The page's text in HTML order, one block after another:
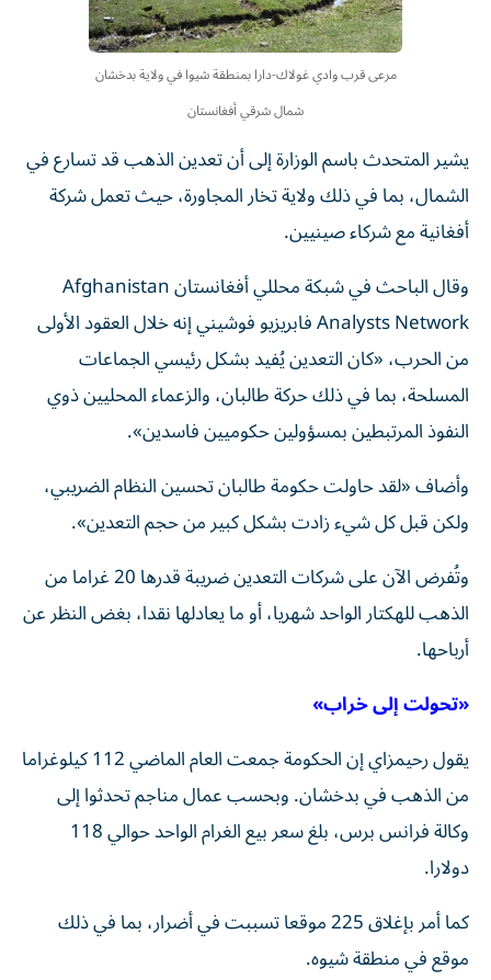
مرعى قرب وادي غولاك-دارا بمنطقة شيوا في ولاية بدخشان
شمال شرقي أفغانستان
يشير المتحدث باسم الوزارة إلى أن تعدين الذهب قد تسارع في
الشمال، بما في ذلك ولاية تخار المجاورة، حيث تعمل شركة
أفغانية مع شركاء صينيين.
وقال الباحث في شبكة محللي أفغانستان Afghanistan
Analysts Network فابريزيو فوشيني إنه خلال العقود الأولى
من الحرب، «كان التعدين يُفيد بشكل رئيسي الجماعات
المسلحة، بما في ذلك حركة طالبان، والزعماء المحليين ذوي
النفوذ المرتبطين بمسؤولين حكوميين فاسدين».
وأضاف «لقد حاولت حكومة طالبان تحسين النظام الضريبي،
ولكن قبل كل شيء زادت بشكل كبير من حجم التعدين».
وتُفرض الآن على شركات التعدين ضريبة قدرها 20 غراما من
الذهب للهكتار الواحد شهريا، أو ما يعادلها نقدا، بغض النظر عن
أرباحها.
«تحولت إلى خراب»
يقول رحيمزاي إن الحكومة جمعت العام الماضي 112 كيلوغراما
من الذهب في بدخشان. وبحسب عمال مناجم تحدثوا إلى
وكالة فرانس برس، بلغ سعر بيع الغرام الواحد حوالي 118
دولارا.
كما أمر بإغلاق 225 موقعا تسببت في أضرار، بما في ذلك
موقع في منطقة شيوه.